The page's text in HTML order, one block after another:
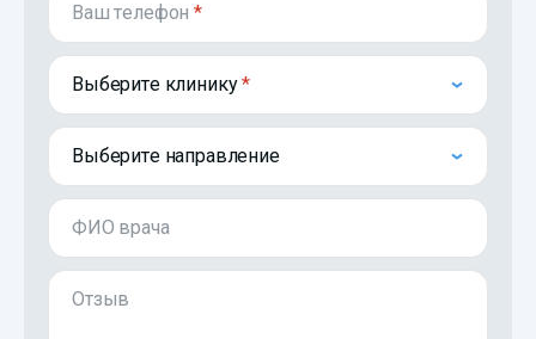
Ваш телефон*
Выберите клинику
Выберите направление
ФИО врача
Отзыв